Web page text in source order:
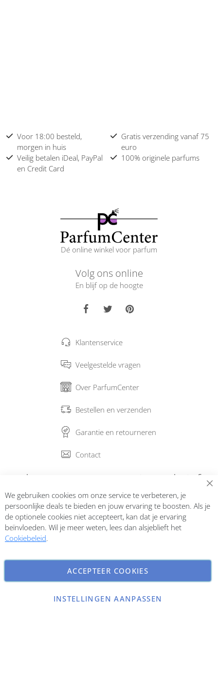
Voor 18:00 besteld,
morgen in huis
Gratis verzending vanaf 75
euro
Veilig betalen iDeal, PayPal
en Credit Card
100% originele parfums
Dé online winkel voor parfum
Volg ons online
En blijf op de hoogte
Klantenservice
Veelgestelde vragen
Over ParfumCenter
Bestellen en verzenden
Garantie en retourneren
Contact
Abonneer op onze nieuwsbrief
Inschrijven
Copyright © 2026 ParfumCenter.nl. All rights reserved.
We gebruiken cookies om onze service te verbeteren, je
persoonlijke deals te bieden en jouw ervaring te boosten. Als je
de optionele cookies niet accepteert, kan dat je ervaring
beïnvloeden. Wil je meer weten, lees dan alsjeblieft het
Cookiebeleid.
ACCEPTEER COOKIES
INSTELLINGEN AANPASSEN